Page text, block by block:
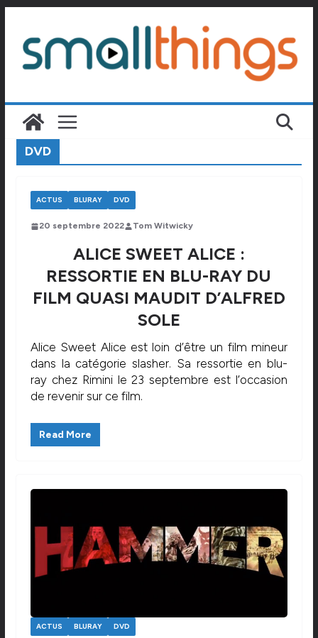
contenu
DVD
ACTUS BLURAY DVD
20 septembre 2022 Tom Witwicky
ALICE SWEET ALICE :
RESSORTIE EN BLU-RAY DU
FILM QUASI MAUDIT D’ALFRED
SOLE
Alice Sweet Alice est loin d’être un film mineur
dans la catégorie slasher. Sa ressortie en blu-
ray chez Rimini le 23 septembre est l’occasion
de revenir sur ce film.
Read More
ACTUS BLURAY DVD